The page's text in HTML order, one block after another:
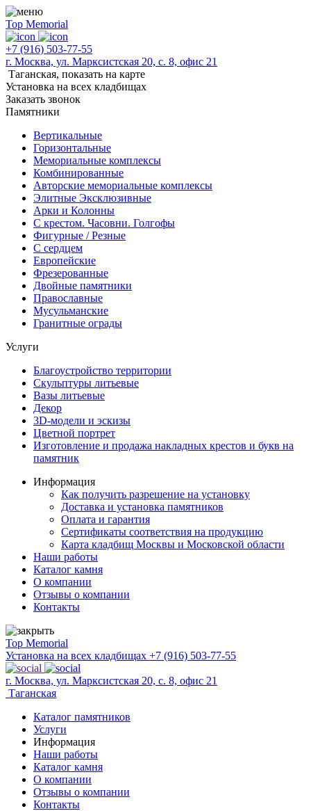
Top Memorial
+7 (916) 503-77-55
г. Москва, ул. Марксистская 20, с. 8, офис 21
Таганская, показать на карте
Установка на всех кладбищах
Заказать звонок
Памятники
Вертикальные
Горизонтальные
Мемориальные комплексы
Комбинированные
Авторские мемориальные комплексы
Элитные Эксклюзивные
Арки и Колонны
С крестом. Часовни. Голгофы
Фигурные / Резные
С сердцем
Европейские
Фрезерованные
Двойные памятники
Православные
Мусульманские
Гранитные ограды
Услуги
Благоустройство территории
Скульптуры литьевые
Вазы литьевые
Декор
3D-модели и эскизы
Цветной портрет
Изготовление и продажа накладных крестов и букв на
памятник
Информация
Как получить разрешение на установку
Доставка и установка памятников
Оплата и гарантия
Сертификаты соответствия на продукцию
Карта кладбищ Москвы и Московской области
Наши работы
Каталог камня
О компании
Отзывы о компании
Контакты
Top Memorial
Установка на всех кладбищах +7 (916) 503-77-55
г. Москва, ул. Марксистская 20, с. 8, офис 21
Таганская
Каталог памятников
Услуги
Информация
Наши работы
Каталог камня
О компании
Отзывы о компании
Контакты